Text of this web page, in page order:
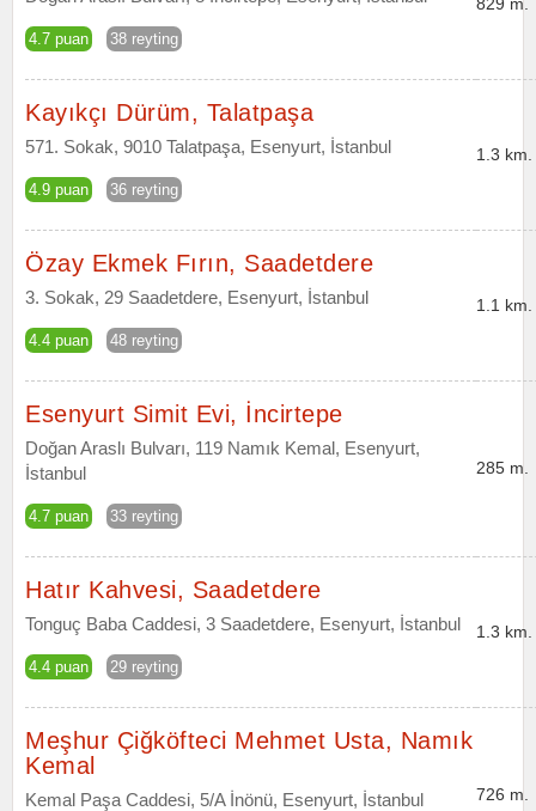
4.7 puan 38 reyting
Kayıkçı Dürüm, Talatpaşa
571. Sokak, 9010 Talatpaşa, Esenyurt, İstanbul
4.9 puan 36 reyting
1.3 km.
Özay Ekmek Fırın, Saadetdere
3. Sokak, 29 Saadetdere, Esenyurt, İstanbul
4.4 puan 48 reyting
1.1 km.
Esenyurt Simit Evi, İncirtepe
Doğan Araslı Bulvarı, 119 Namık Kemal, Esenyurt,
İstanbul
4.7 puan 33 reyting
285 m.
Hatır Kahvesi, Saadetdere
Tonguç Baba Caddesi, 3 Saadetdere, Esenyurt, İstanbul
4.4 puan 29 reyting
1.3 km.
Meşhur Çiğköfteci Mehmet Usta, Namık
Kemal
Kemal Paşa Caddesi, 5/A İnönü, Esenyurt, İstanbul 726 m.